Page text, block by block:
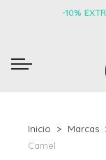
-10%
Inicio Marcas
Camel